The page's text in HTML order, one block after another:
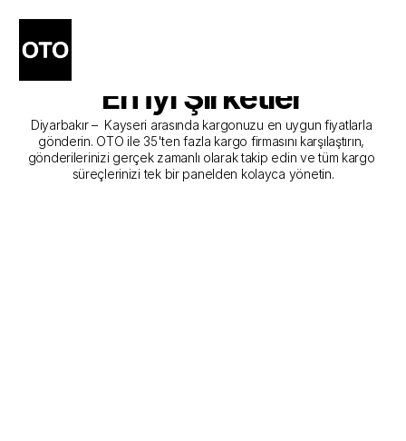
Diyarbakır - Kayseri Kargo
Gönderim Hizmeti Sunan
En İyi Şirketler
Diyarbakır –  Kayseri arasında kargonuzu en uygun fiyatlarla
gönderin. OTO ile 35'ten fazla kargo firmasını karşılaştırın,
gönderilerinizi gerçek zamanlı olarak takip edin ve tüm kargo
süreçlerinizi tek bir panelden kolayca yönetin.